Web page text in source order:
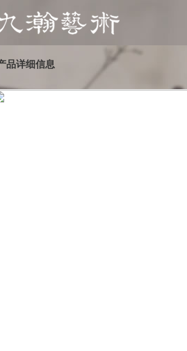
品详细信息